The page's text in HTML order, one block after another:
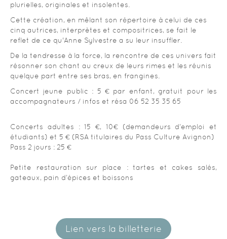
plurielles, originales et insolentes.
Cette création, en mêlant son répertoire à celui de ces
cinq autrices, interprètes et compositrices, se fait le
reflet de ce qu'Anne Sylvestre a su leur insuffler.
De la tendresse à la force, la rencontre de ces univers fait
résonner son chant au creux de leurs rimes et les réunis
quelque part entre ses bras, en frangines.
Concert jeune public : 5 € par enfant, gratuit pour les
accompagnateurs / infos et résa 06 52 35 35 65
Concerts adultes : 15 €, 10€ (demandeurs d’emploi et
étudiants) et 5 € (RSA titulaires du Pass Culture Avignon)
Pass 2 jours : 25 €
Petite restauration sur place : tartes et cakes salés,
gateaux, pain d’épices et boissons
Lien vers la billetterie